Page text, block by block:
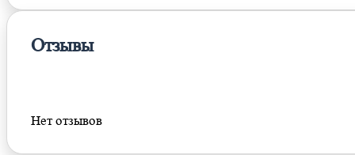
Отзывы
Нет отзывов